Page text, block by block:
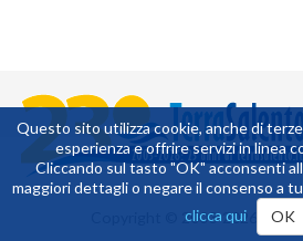
Copyright © 2003-2026
Questo sito utilizza cookie, anche di
esperienza e offrire servizi in linea
Cliccando sul tasto "OK" acconsenti
maggiori dettagli o negare il consenso a
clicca qui
OK